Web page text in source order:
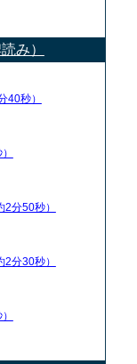
み）
40秒）
2分50秒）
2分30秒）